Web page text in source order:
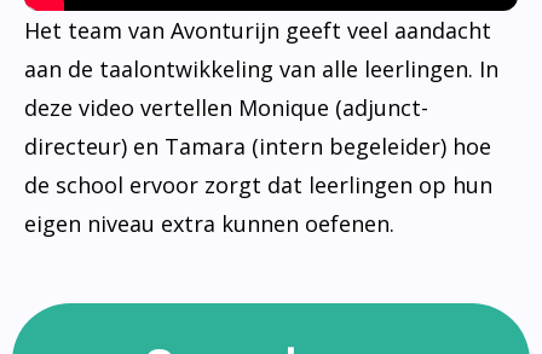
Het team van Avonturijn geeft veel aandacht
aan de taalontwikkeling van alle leerlingen. In
deze video vertellen Monique (adjunct-
directeur) en Tamara (intern begeleider) hoe
de school ervoor zorgt dat leerlingen op hun
eigen niveau extra kunnen oefenen.